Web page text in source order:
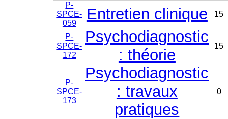
P-
SPCE-
059
Entretien clinique 15
P-
SPCE-
172
Psychodiagnostic
: théorie
15
P-
SPCE-
173
Psychodiagnostic
: travaux
pratiques
0